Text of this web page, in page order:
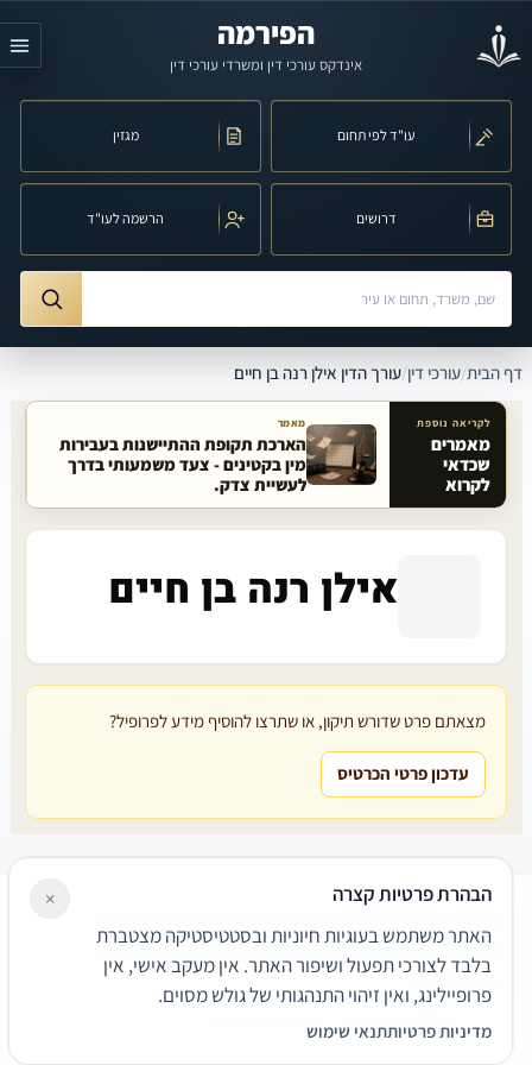
הפירמה
אינדקס עורכי דין ומשרדי עורכי דין
עו"ד לפי תחום מגזין
דרושים הרשמה לעו"ד
חיפוש לפי שם, משרד, תחום משפט או עיר
דף הבית/עורכי דין/עורך הדין אילן רנה בן חיים
מאמרים קשורים באתר
לקריאה נוספת
מאמרים
שכדאי
לקרוא
מאמר
הארכת תקופת ההתיישנות בעבירות
מין בקטינים - צעד משמעותי בדרך
לעשיית צדק.
אילן רנה בן חיים
מצאתם פרט שדורש תיקון, או שתרצו להוסיף מידע לפרופיל?
עדכון פרטי הכרטיס
שירותים משפטיים
דרושים צור קשר נגישותפרטיות
תנאי שימוש
© 2026 הפירמה. כל הזכויות שמורות.
הבהרת פרטיות קצרה
האתר משתמש בעוגיות חיוניות ובסטטיסטיקה מצטברת
בלבד לצורכי תפעול ושיפור האתר. אין מעקב אישי, אין
פרופיילינג, ואין זיהוי התנהגותי של גולש מסוים.
מדיניות פרטיותתנאי שימוש
×